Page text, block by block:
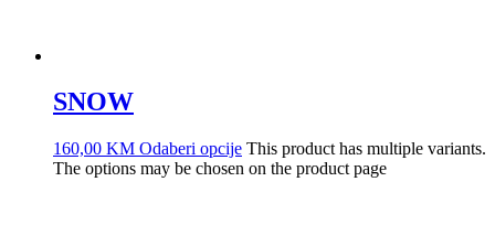
SNOW
160,00 KM Odaberi opcije This product has multiple variants.
The options may be chosen on the product page